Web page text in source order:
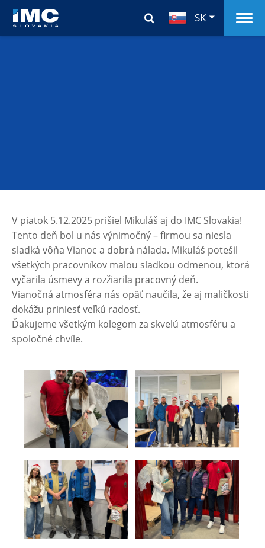
SK
V piatok 5.12.2025 prišiel Mikuláš aj do IMC Slovakia!
Tento deň bol u nás výnimočný – firmou sa niesla
sladká vôňa Vianoc a dobrá nálada. Mikuláš potešil
všetkých pracovníkov malou sladkou odmenou, ktorá
vyčarila úsmevy a rozžiarila pracovný deň.
Vianočná atmosféra nás opäť naučila, že aj maličkosti
dokážu priniesť veľkú radosť.
Ďakujeme všetkým kolegom za skvelú atmosféru a
spoločné chvíle.